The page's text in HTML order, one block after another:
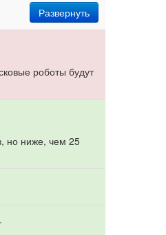
Развернуть
роботы будут
но ниже, чем 25